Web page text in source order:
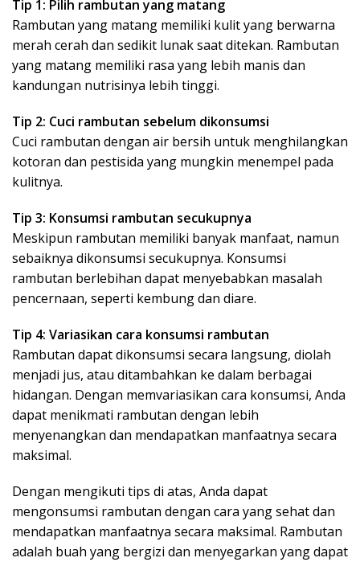
Tip 1: Pilih rambutan yang matang
Rambutan yang matang memiliki kulit yang berwarna
merah cerah dan sedikit lunak saat ditekan. Rambutan
yang matang memiliki rasa yang lebih manis dan
kandungan nutrisinya lebih tinggi.
Tip 2: Cuci rambutan sebelum dikonsumsi
Cuci rambutan dengan air bersih untuk menghilangkan
kotoran dan pestisida yang mungkin menempel pada
kulitnya.
Tip 3: Konsumsi rambutan secukupnya
Meskipun rambutan memiliki banyak manfaat, namun
sebaiknya dikonsumsi secukupnya. Konsumsi
rambutan berlebihan dapat menyebabkan masalah
pencernaan, seperti kembung dan diare.
Tip 4: Variasikan cara konsumsi rambutan
Rambutan dapat dikonsumsi secara langsung, diolah
menjadi jus, atau ditambahkan ke dalam berbagai
hidangan. Dengan memvariasikan cara konsumsi, Anda
dapat menikmati rambutan dengan lebih
menyenangkan dan mendapatkan manfaatnya secara
maksimal.
Dengan mengikuti tips di atas, Anda dapat
mengonsumsi rambutan dengan cara yang sehat dan
mendapatkan manfaatnya secara maksimal. Rambutan
adalah buah yang bergizi dan menyegarkan yang dapat